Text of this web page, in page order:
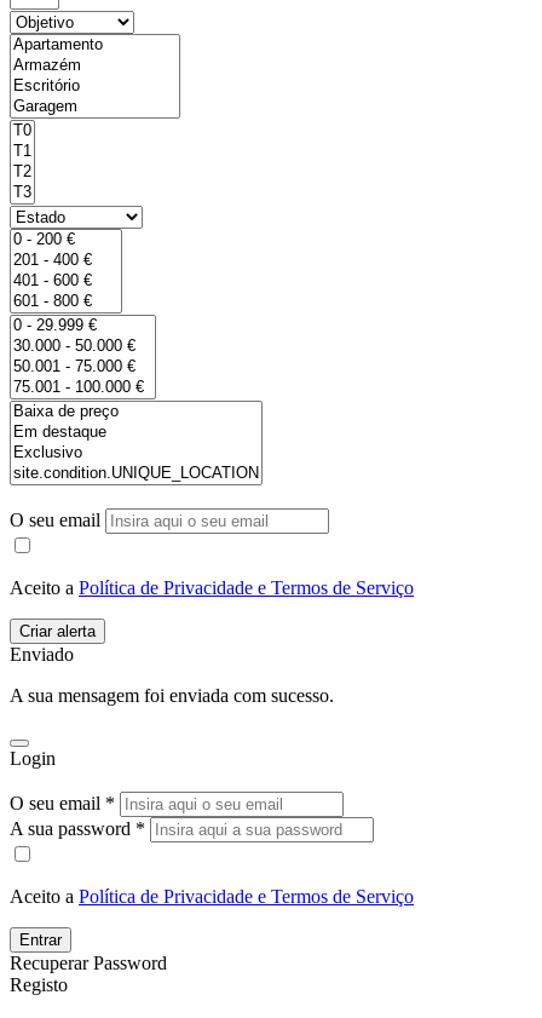
O seu email
Aceito a Política de Privacidade e Termos de Serviço
Enviado
A sua mensagem foi enviada com sucesso.
Login
O seu email *
A sua password *
Aceito a Política de Privacidade e Termos de Serviço
Entrar
Recuperar Password
Registo